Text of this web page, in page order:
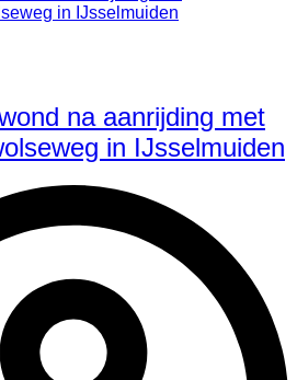
na aanrijding met
in IJsselmuiden